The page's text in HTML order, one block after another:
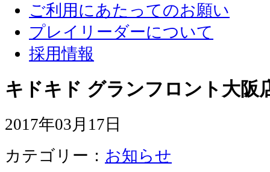
ご利用にあたってのお願い
プレイリーダーについて
採用情報
キドキド グランフロント大阪
2017年03月17日
カテゴリー： お知らせ